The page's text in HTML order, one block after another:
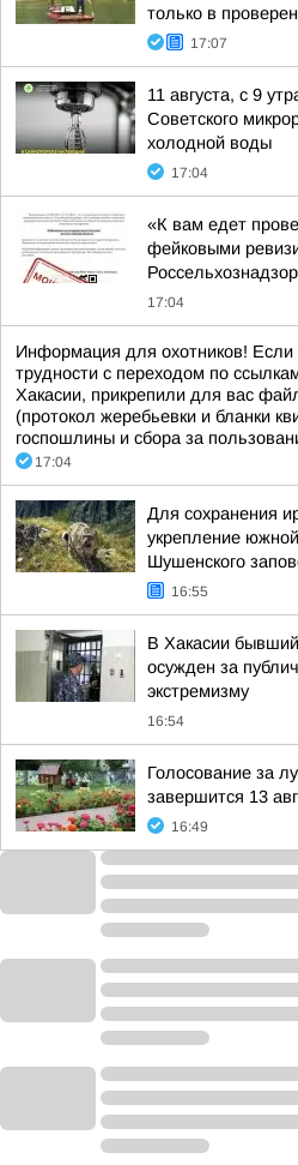
только в
17:07
11 августа, с 9
Советского
холодной воды
17:04
«К вам едет
фейковыми
17:04
Информация для охотников! Если
трудности с переходом по
Хакасии, прикрепили для вас
(протокол жеребьевки и бланки
госпошлины и сбора за
17:04
Для сохранения
укрепление
Шушенского
16:55
В Хакасии
осужден за
экстремизму
16:54
Голосование за
завершится 13
16:49